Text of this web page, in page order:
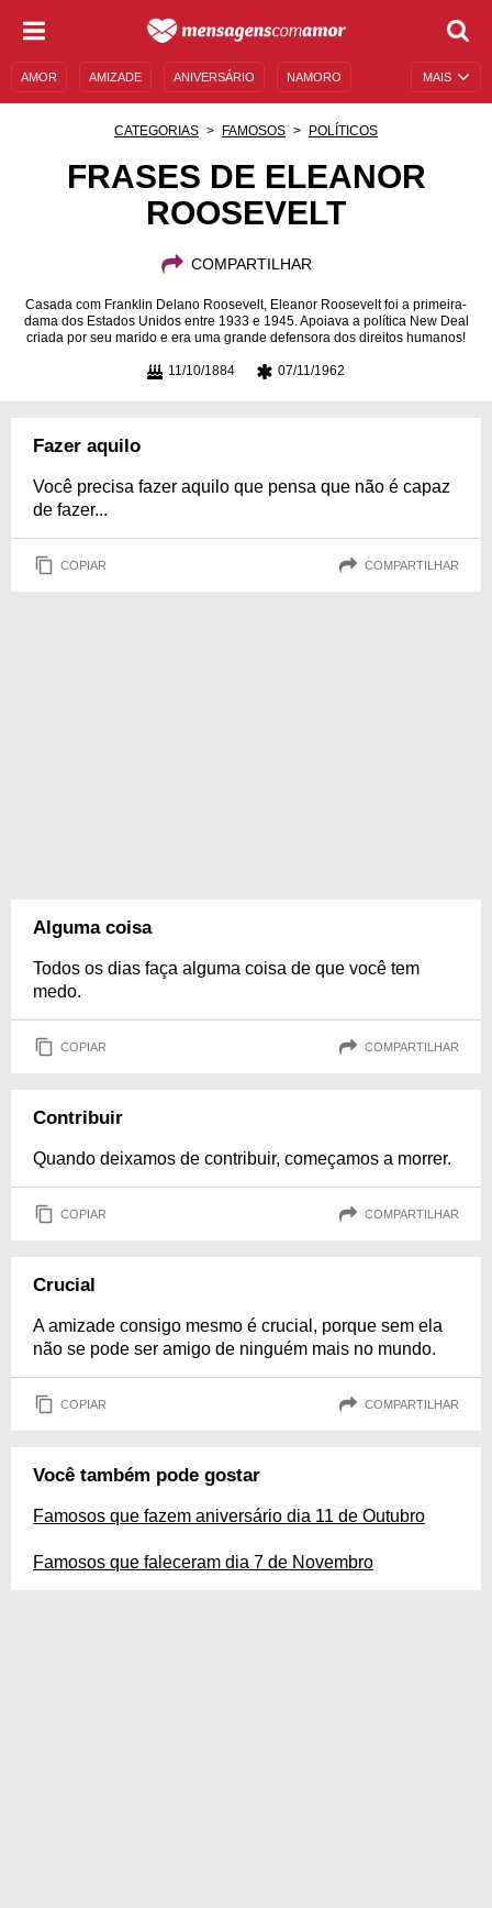
MAIS
AMOR AMIZADE ANIVERSÁRIO NAMORO
MENSAGENS E FRASES MENSAGENS DE ANIVERSÁRIO
CATEGORIAS FAMOSOS POLÍTICOS
FRASES DE ELEANOR
ROOSEVELT
COMPARTILHAR
Casada com Franklin Delano Roosevelt, Eleanor Roosevelt foi a primeira-
dama dos Estados Unidos entre 1933 e 1945. Apoiava a política New Deal
criada por seu marido e era uma grande defensora dos direitos humanos!
11/10/1884 07/11/1962
Fazer aquilo
Você precisa fazer aquilo que pensa que não é capaz
de fazer...
COPIAR COMPARTILHAR
Alguma coisa
Todos os dias faça alguma coisa de que você tem
medo.
COPIAR COMPARTILHAR
Contribuir
Quando deixamos de contribuir, começamos a morrer.
COPIAR COMPARTILHAR
Crucial
A amizade consigo mesmo é crucial, porque sem ela
não se pode ser amigo de ninguém mais no mundo.
COPIAR COMPARTILHAR
Você também pode gostar
Famosos que fazem aniversário dia 11 de Outubro
Famosos que faleceram dia 7 de Novembro